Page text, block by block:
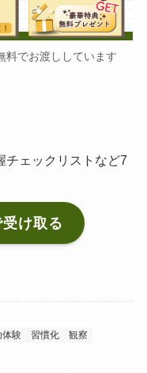
料でお渡ししています
チェックリストなど7
け取る
体験 習慣化 観察